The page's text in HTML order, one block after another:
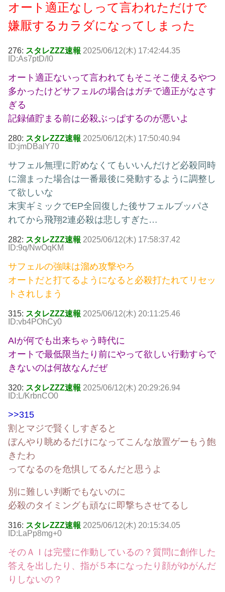
オート適正なしって言われただけで
嫌厭するカラダになってしまった
276: スタレZZZ速報 2025/06/12(木) 17:42:44.35
ID:As7ptD/I0
オート適正ないって言われてもそこそこ使えるやつ
多かったけどサフェルの場合はガチで適正がなさす
ぎる
記録値貯まる前に必殺ぶっぱするのが悪いよ
280: スタレZZZ速報 2025/06/12(木) 17:50:40.94
ID:jmDBalY70
サフェル無理に貯めなくてもいいんだけど必殺同時
に溜まった場合は一番最後に発動するように調整し
て欲しいな
末実ギミックでEP全回復した後サフェルブッパさ
れてから飛翔2連必殺は悲しすぎた…
282: スタレZZZ速報 2025/06/12(木) 17:58:37.42
ID:9q/NwOqKM
サフェルの強味は溜め攻撃やろ
オートだと打てるようになると必殺打たれてリセッ
トされしまう
315: スタレZZZ速報 2025/06/12(木) 20:11:25.46
ID:vb4POhCy0
AIが何でも出来ちゃう時代に
オートで最低限当たり前にやって欲しい行動すらで
きないのは何故なんだぜ
320: スタレZZZ速報 2025/06/12(木) 20:29:26.94
ID:L/KrbnCO0
>>315
割とマジで賢くしすぎると
ぼんやり眺めるだけになってこんな放置ゲーもう飽
きたわ
ってなるのを危惧してるんだと思うよ
別に難しい判断でもないのに
必殺のタイミングも頑なに即撃ちさせてるし
316: スタレZZZ速報 2025/06/12(木) 20:15:34.05
ID:LaPp8mg+0
そのＡＩは完璧に作動しているの？質問に創作した
答えを出したり、指が５本になったり顔がゆがんだ
りしないの？